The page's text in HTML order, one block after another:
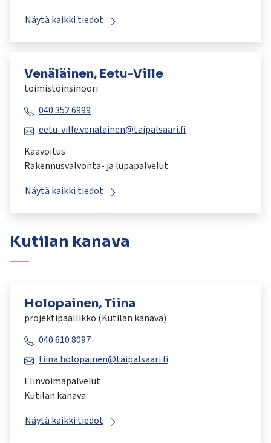
Näytä kaikki tiedot
Venäläinen, Eetu-Ville
toimistoinsinööri
040 352 6999
eetu-ville.venalainen@taipalsaari.fi
Kaavoitus
Rakennusvalvonta- ja lupapalvelut
Näytä kaikki tiedot
Kutilan kanava
Holopainen, Tiina
projektipäällikkö (Kutilan kanava)
040 610 8097
tiina.holopainen@taipalsaari.fi
Elinvoimapalvelut
Kutilan kanava
Näytä kaikki tiedot